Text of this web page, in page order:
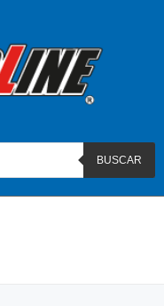
BUSCAR